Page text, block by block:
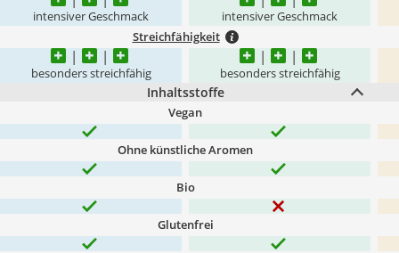
intensiver Geschmack intensiver Geschmack
Streichfähigkeit
besonders streichfähig besonders streichfähig
Inhaltsstoffe
Vegan
Ohne künstliche Aromen
Bio
Glutenfrei